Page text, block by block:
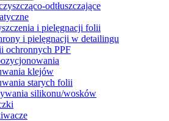
odtłuszczające
i pielęgnacji folii
i pielęgnacji w detailingu
ochronnych PPF
klejów
starych folii
silikonu/wosków